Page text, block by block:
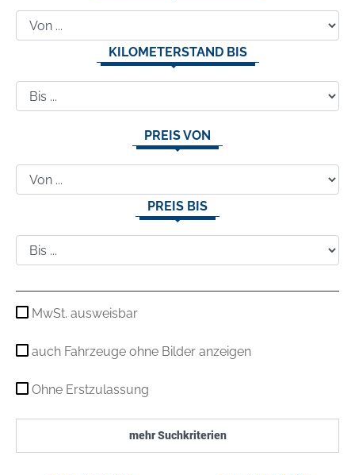
KILOMETERSTAND BIS
PREIS VON
PREIS BIS
MwSt. ausweisbar
auch Fahrzeuge ohne Bilder anzeigen
Ohne Erstzulassung
mehr Suchkriterien